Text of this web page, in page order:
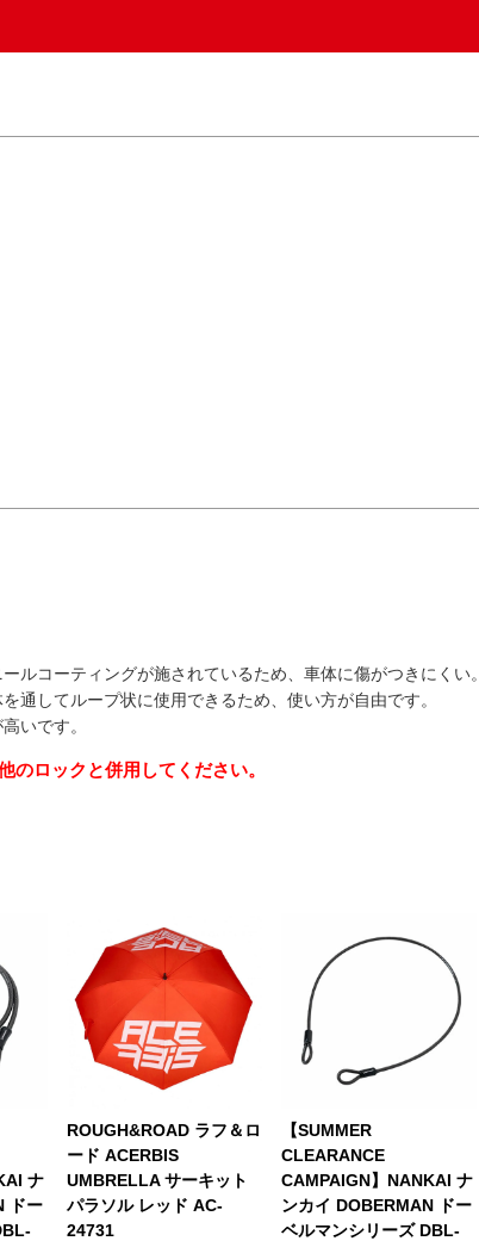
ルコーティングが施されているため、車体に傷がつきにくい。
通してループ状に使用できるため、使い方が自由です。
いです。
ロックと併用してください。
ナ
ドー
ROUGH&ROAD ラフ＆ロ
ード ACERBIS
UMBRELLA サーキット
パラソル レッド AC-
24731
【SUMMER
CLEARANCE
CAMPAIGN】NANKAI ナ
ンカイ DOBERMAN ドー
ベルマンシリーズ DBL-